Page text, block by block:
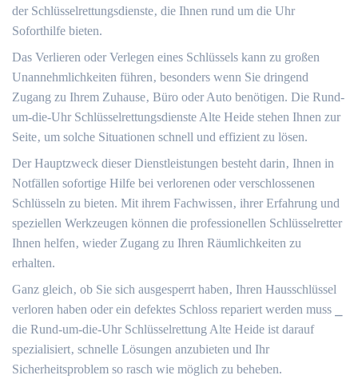
der Schlüsselrettungsdienste‚ die Ihnen rund um die Uhr
Soforthilfe bieten.​
Das Verlieren oder Verlegen eines Schlüssels kann zu großen
Unannehmlichkeiten führen‚ besonders wenn Sie dringend
Zugang zu Ihrem Zuhause‚ Büro oder Auto benötigen. Die Rund-
um-die-Uhr Schlüsselrettungsdienste Alte Heide stehen Ihnen zur
Seite‚ um solche Situationen schnell und effizient zu lösen.
Der Hauptzweck dieser Dienstleistungen besteht darin‚ Ihnen in
Notfällen sofortige Hilfe bei verlorenen oder verschlossenen
Schlüsseln zu bieten.​ Mit ihrem Fachwissen‚ ihrer Erfahrung und
speziellen Werkzeugen können die professionellen Schlüsselretter
Ihnen helfen‚ wieder Zugang zu Ihren Räumlichkeiten zu
erhalten.​
Ganz gleich‚ ob Sie sich ausgesperrt haben‚ Ihren Hausschlüssel
verloren haben oder ein defektes Schloss repariert werden muss ⎯
die Rund-um-die-Uhr Schlüsselrettung Alte Heide ist darauf
spezialisiert‚ schnelle Lösungen anzubieten und Ihr
Sicherheitsproblem so rasch wie möglich zu beheben.